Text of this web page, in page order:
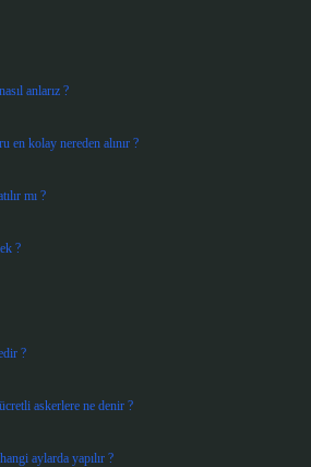
anlarız ?
en kolay nereden alınır ?
mı ?
?
?
askerlere ne denir ?
aylarda yapılır ?